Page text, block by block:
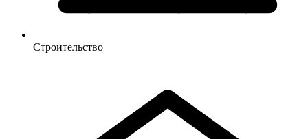
Строительство